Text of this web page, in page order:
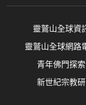
靈鷲山全球資
靈鷲山全球網路
青年佛門探
新世紀宗教